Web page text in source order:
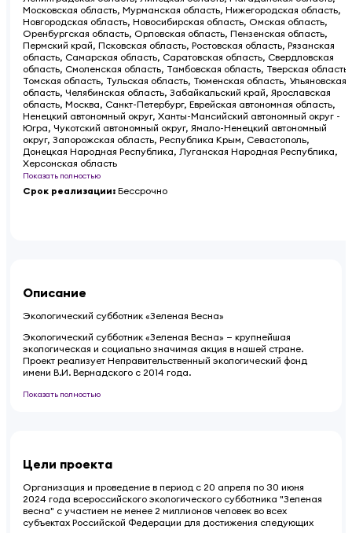
Московская область, Мурманская область, Нижегородская область,
Новгородская область, Новосибирская область, Омская область,
Оренбургская область, Орловская область, Пензенская область,
Пермский край, Псковская область, Ростовская область, Рязанская
область, Самарская область, Саратовская область, Свердловская
область, Смоленская область, Тамбовская область, Тверская область,
Томская область, Тульская область, Тюменская область, Ульяновская
область, Челябинская область, Забайкальский край, Ярославская
область, Москва, Санкт-Петербург, Еврейская автономная область,
Ненецкий автономный округ, Ханты-Мансийский автономный округ -
Югра, Чукотский автономный округ, Ямало-Ненецкий автономный
округ, Запорожская область, Республика Крым, Севастополь,
Донецкая Народная Республика, Луганская Народная Республика,
Херсонская область
Показать полностью
Срок реализации: Бессрочно
Описание
Экологический субботник «Зеленая Весна»
Экологический субботник «Зеленая Весна» — крупнейшая
экологическая и социально значимая акция в нашей стране.
Проект реализует Неправительственный экологический фонд
имени В.И. Вернадского с 2014 года.
Показать полностью
Цели проекта
Организация и проведение в период с 20 апреля по 30 июня
2024 года всероссийского экологического субботника "Зеленая
весна" с участием не менее 2 миллионов человек во всех
субъектах Российской Федерации для достижения следующих